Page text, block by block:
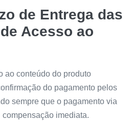
de Entrega das
Acesso ao
ao conteúdo do produto
do pagamento pelos
sempre que o pagamento via
imediata.